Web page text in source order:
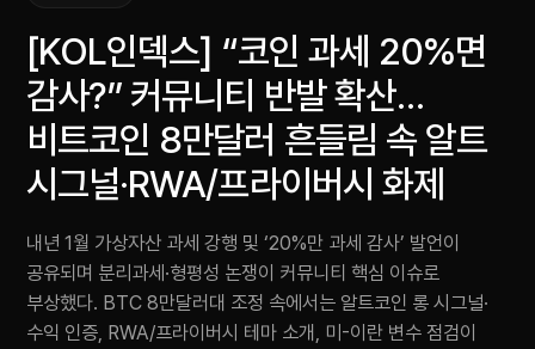
[KOL인덱스] “코인 과세 20%면
감사?” 커뮤니티 반발 확산…
비트코인 8만달러 흔들림 속 알트
시그널·RWA/프라이버시 화제
내년 1월 가상자산 과세 강행 및 ‘20%만 과세 감사’ 발언이
공유되며 분리과세·형평성 논쟁이 커뮤니티 핵심 이슈로
부상했다. BTC 8만달러대 조정 속에서는 알트코인 롱 시그널·
수익 인증, RWA/프라이버시 테마 소개, 미-이란 변수 점검이